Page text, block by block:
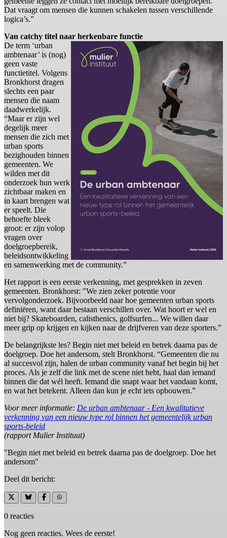
Dat vraagt om mensen die kunnen schakelen tussen verschillende
logica’s.”
Van catchy titel naar herkenbare functie
De term ‘urban
ambtenaar’ is (nog)
geen vaste
functietitel. Volgens
Bronkhorst dragen
slechts een paar
mensen die naam
daadwerkelijk.
“Maar er zijn wel
degelijk meer
mensen die zich met
urban sports
bezighouden binnen
gemeenten. We
wilden met dit
onderzoek hun werk
zichtbaar maken en
in kaart brengen wat
er speelt. Die
behoefte bleek
groot: er zijn volop
vragen over
doelgroepbereik,
beleidsontwikkeling
en samenwerking met de community.”
Het rapport is een eerste verkenning, met gesprekken in zeven
gemeenten. Bronkhorst: "We zien zeker potentie voor
vervolgonderzoek. Bijvoorbeeld naar hoe gemeenten urban sports
definiëren, want daar bestaan verschillen over. Wat hoort er wel en
niet bij? Skateboarden, calisthenics, golfsurfen... We willen daar
meer grip op krijgen en kijken naar de drijfveren van deze sporters.”
De belangrijkste les? Begin niet met beleid en betrek daarna pas de
doelgroep. Doe het andersom, stelt Bronkhorst. “Gemeenten die nu
al succesvol zijn, halen de urban community vanaf het begin bij het
proces. Als je zelf die link met de scene niet hebt, haal dan iemand
binnen die dat wél heeft. Iemand die snapt waar het vandaan komt,
en wat het betekent. Alleen dan kun je echt iets opbouwen.”
Voor meer informatie: De urban ambtenaar - Een kwalitatieve
verkenning van een nieuw type rol binnen het gemeentelijk urban
sports-beleid
(rapport Mulier Instituut)
"Begin niet met beleid en betrek daarna pas de doelgroep. Doe het
andersom"
Deel dit bericht:
0 reacties
Nog geen reacties. Wees de eerste!